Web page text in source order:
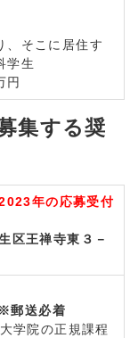
そこに居住す
学生
円
集する奨
年の応募受付
区王禅寺東３－
郵送必着
学院の正規課程